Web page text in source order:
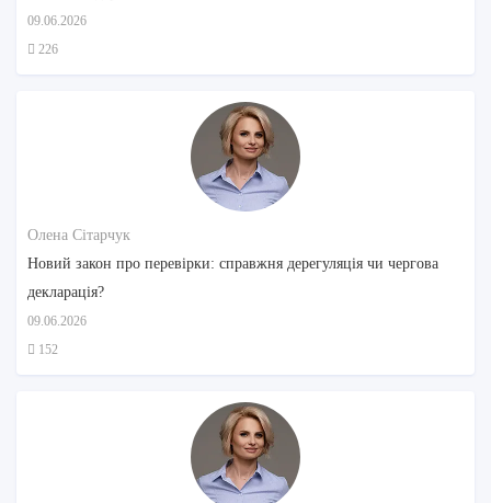
09.06.2026
226
Олена Сітарчук
Новий закон про перевірки: справжня дерегуляція чи чергова
декларація?
09.06.2026
152